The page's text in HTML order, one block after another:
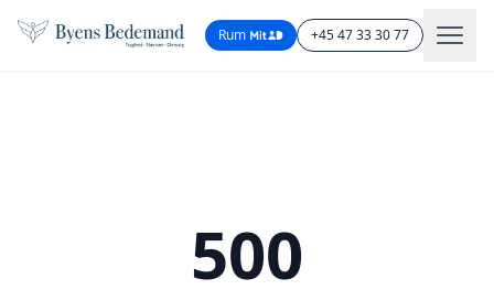
Rum +45 47 33 30 77
500